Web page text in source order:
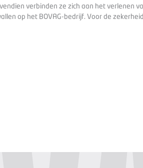
verbinden ze zich aan het verlenen
op het BOVAG-bedrijf. Voor de